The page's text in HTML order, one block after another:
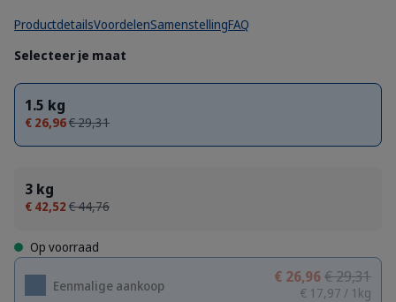
ProductdetailsVoordelenSamenstellingFAQ
Selecteer je maat
1.5 kg
€ 26,96€ 29,31
3 kg
€ 42,52€ 44,76
Op voorraad
Eenmalige aankoop € 26,96€ 29,31
€ 17,97 / 1kg